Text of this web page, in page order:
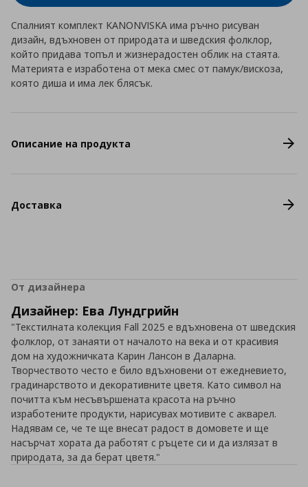
Спалният комплект KANONVISKA има ръчно рисуван
дизайн, вдъхновен от природата и шведския фолклор,
който придава топъл и жизнерадостен облик на стаята.
Материята е изработена от мека смес от памук/вискоза,
която диша и има лек блясък.
Описание на продукта
Доставка
От дизайнера
Дизайнер: Ева Лундгрийн
"Текстилната колекция Fall 2025 е вдъхновена от шведския
фолклор, от занаяти от началото на века и от красивия
дом на художничката Карин Лансон в Даларна.
Творчеството често е било вдъхновени от ежедневието,
градинарството и декоративните цветя. Като символ на
почитта към несъвършената красота на ръчно
изработените продукти, нарисувах мотивите с акварел.
Надявам се, че те ще внесат радост в домовете и ще
насърчат хората да работят с ръцете си и да излязат в
природата, за да берат цветя."